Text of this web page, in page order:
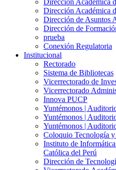
Dirección Académica
Dirección Académica
Dirección de Asuntos
Dirección de
prueba
Conexión Regulatoria
Institucional
Rectorado
Sistema de Bibliotecas
Vicerrectorado de
Vicerrectorado
Innova PUCP
Yuntémonos |
Yuntémonos |
Yuntémonos |
Coloquio Tecnología
Instituto de
Católica del Perú
Dirección de